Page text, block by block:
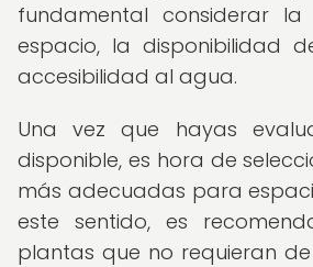
fundamental considerar la
espacio, la disponibilidad
accesibilidad al agua.
Una vez que hayas
disponible, es hora de
más adecuadas para
este sentido, es
plantas que no requieran